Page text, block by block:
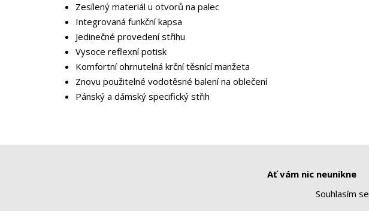
Zesílený materiál u otvorů na palec
Integrovaná funkční kapsa
Jedinečné provedení střihu
Vysoce reflexní potisk
Komfortní ohrnutelná krční těsnící manžeta
Znovu použitelné vodotěsné balení na oblečení
Pánský a dámský specifický střih
Ať vám nic neunikne
Souhlasím se